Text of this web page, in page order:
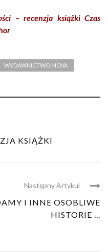
– recenzja książki Czas
WYDAWNICTWO MOVA
KSIĄŻKI
Następny Artykul
I INNE OSOBLIWE
HISTORIE ...